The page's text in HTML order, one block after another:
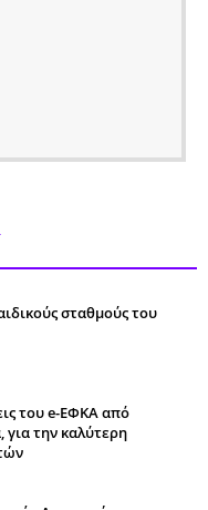
σταθμούς του
του e-ΕΦΚΑ από
για την καλύτερη